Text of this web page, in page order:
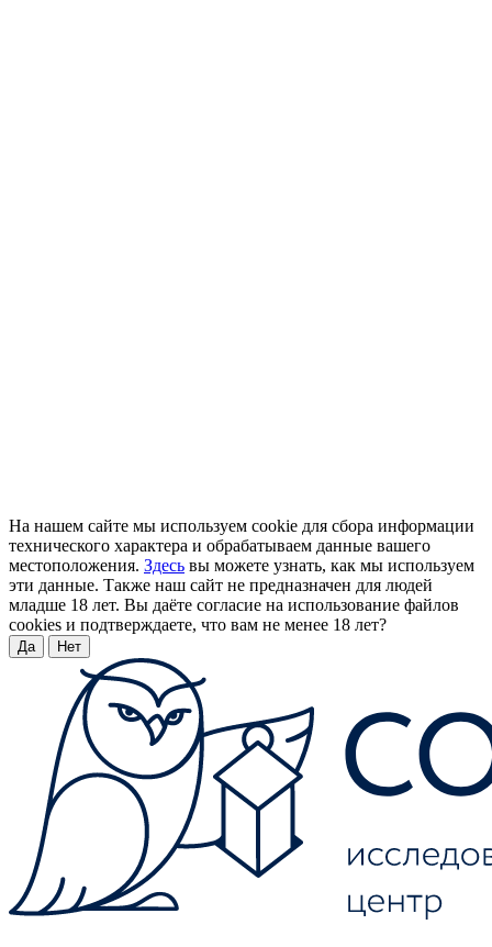
На нашем сайте мы используем cookie для сбора информации
технического характера и обрабатываем данные вашего
местоположения. Здесь вы можете узнать, как мы используем
эти данные. Также наш сайт не предназначен для людей
младше 18 лет. Вы даёте согласие на использование файлов
cookies и подтверждаете, что вам не менее 18 лет?
Да Нет